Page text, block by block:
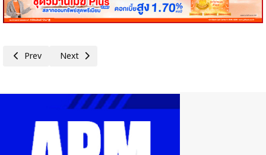
Previous article: SA แต่งตั้ง ‘สุทธินนท์ มั่นคง’ นั่ง CFO คนใหม่ เสริมทัพธุร
Prev Next article: PCE ทุ่ม 779 ลบ. สร้างโรงสกัด CPO แห่งที่ 2
Next